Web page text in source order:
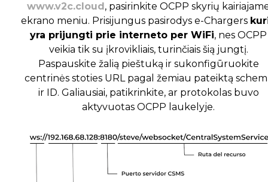
www.v2c.cloud, pasirinkite OCPP skyrių
ekrano meniu. Prisijungus pasirodys e-Chargers
yra prijungti prie interneto per WiFi, nes OCPP
veikia tik su įkrovikliais, turinčiais šią jungtį.
Paspauskite žalią pieštuką ir sukonfigūruokite
centrinės stoties URL pagal žemiau pateiktą
ir ID. Galiausiai, patikrinkite, ar protokolas buvo
aktyvuotas OCPP laukelyje.